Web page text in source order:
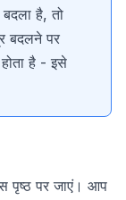
है, तो
बदलने पर
है - इसे
पृष्ठ पर जाएं। आप